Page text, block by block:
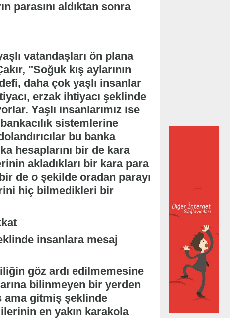
parasını aldıktan sonra
vatandaşları ön plana
"Soğuk kış aylarının
daha çok yaşlı insanlar
erzak ihtiyacı şeklinde
Yaşlı insanlarımız ise
sistemlerine
bu banka
hesaplarını bir de kara
akladıkları bir kara para
de o şekilde oradan parayı
hiç bilmedikleri bir
insanlara mesaj
göz ardı edilmemesine
bilinmeyen bir yerden
ama gitmiş şeklinde
en yakın karakola